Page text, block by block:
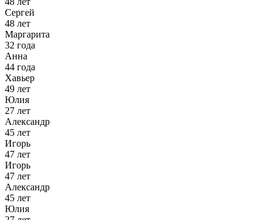
Сергей
48 лет
Маргарита
32 года
Анна
44 года
Хавьер
49 лет
Юлия
27 лет
Александр
45 лет
Игорь
47 лет
Игорь
47 лет
Александр
45 лет
Юлия